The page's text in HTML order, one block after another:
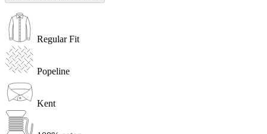
Regular Fit
Popeline
Kent